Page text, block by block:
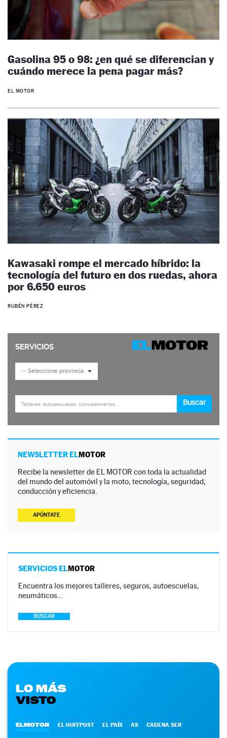
Gasolina 95 o 98: ¿en qué se diferencian y
cuándo merece la pena pagar más?
EL MOTOR
Kawasaki rompe el mercado híbrido: la
tecnología del futuro en dos ruedas, ahora
por 6.650 euros
RUBÉN PÉREZ
NEWSLETTER ELMOTOR
Recibe la newsletter de EL MOTOR con toda la actualidad
del mundo del automóvil y la moto, tecnología, seguridad,
conducción y eficiencia.
APÚNTATE
SERVICIOS ELMOTOR
Encuentra los mejores talleres, seguros, autoescuelas,
neumáticos…
BUSCAR
LO MÁS
VISTO
ELMOTOR EL HUFFPOST EL PAÍS AS CADENA SER